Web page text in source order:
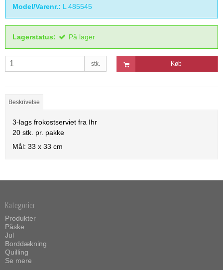
Model/Varenr.: L 485545
Lagerstatus: På lager
stk. Køb
Beskrivelse
3-lags frokostserviet fra Ihr
20 stk. pr. pakke
Mål: 33 x 33 cm
Kategorier
Produkter
Påske
Jul
Borddækning
Quilling
Se mere